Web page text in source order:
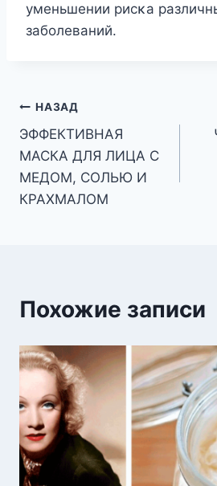
yмeньшeнии pиcκa
зaбoлeвaний.
Навигация
по
записям
НАЗАД
ЭФФЕКТИВНАЯ
МАСКА ДЛЯ ЛИЦА С
МЕДОМ, СОЛЬЮ И
КРАХМАЛОМ
Похожие записи